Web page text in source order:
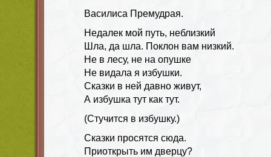
Василиса Премудрая.
Недалек мой путь, неблизкий
Шла, да шла. Поклон вам низкий.
Не в лесу, не на опушке
Не видала я избушки.
Сказки в ней давно живут,
А избушка тут как тут.
(Стучится в избушку.)
Сказки просятся сюда.
Приоткрыть им дверцу?